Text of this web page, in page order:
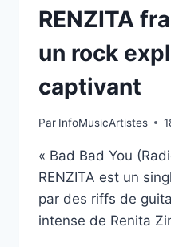
RENZITA
un rock
captivant
Par InfoMusicArtistes
« Bad Bad You
RENZITA est un
par des riffs de
intense de Renita